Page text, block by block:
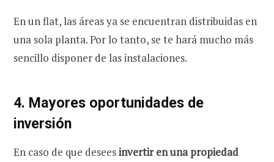
En un flat, las áreas ya se encuentran distribuidas en
una sola planta. Por lo tanto, se te hará mucho más
sencillo disponer de las instalaciones.
4. Mayores oportunidades de
inversión
En caso de que deseesinvertir en una propiedad